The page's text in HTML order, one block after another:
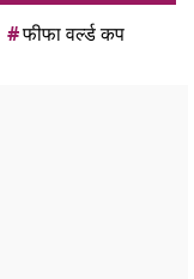
#फीफा वर्ल्ड कप